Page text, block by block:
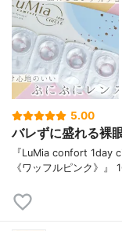
5.00
バレずに盛れる裸
『LuMia confort 1day
《ワッフルピンク》』